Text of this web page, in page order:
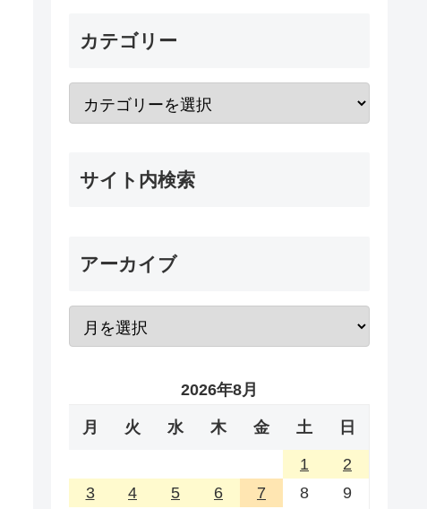
カテゴリー
サイト内検索
アーカイブ
2026年8月
月 火 水 木 金 土 日
1
2
3
4 5 6 7 8
9